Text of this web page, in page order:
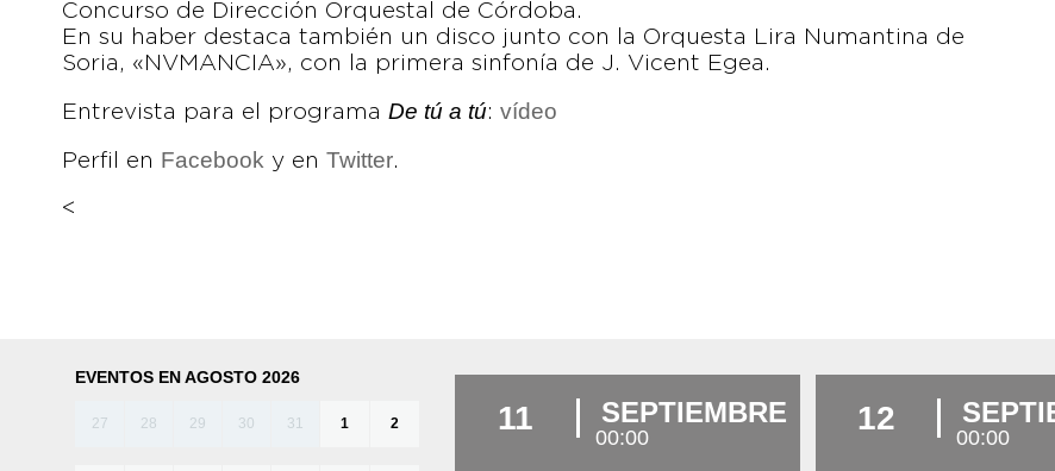
Concurso de Dirección Orquestal de Córdoba.
En su haber destaca también un disco junto con la Orquesta Lira Numantina de
Soria, «NVMANCIA», con la primera sinfonía de J. Vicent Egea.
Entrevista para el programa De tú a tú: vídeo
Perfil en Facebook y en Twitter.
<
EVENTOS EN AGOSTO 2026
27 28 29 30 31 1 2 11 SEPTIEMBRE
00:00
12
00:00